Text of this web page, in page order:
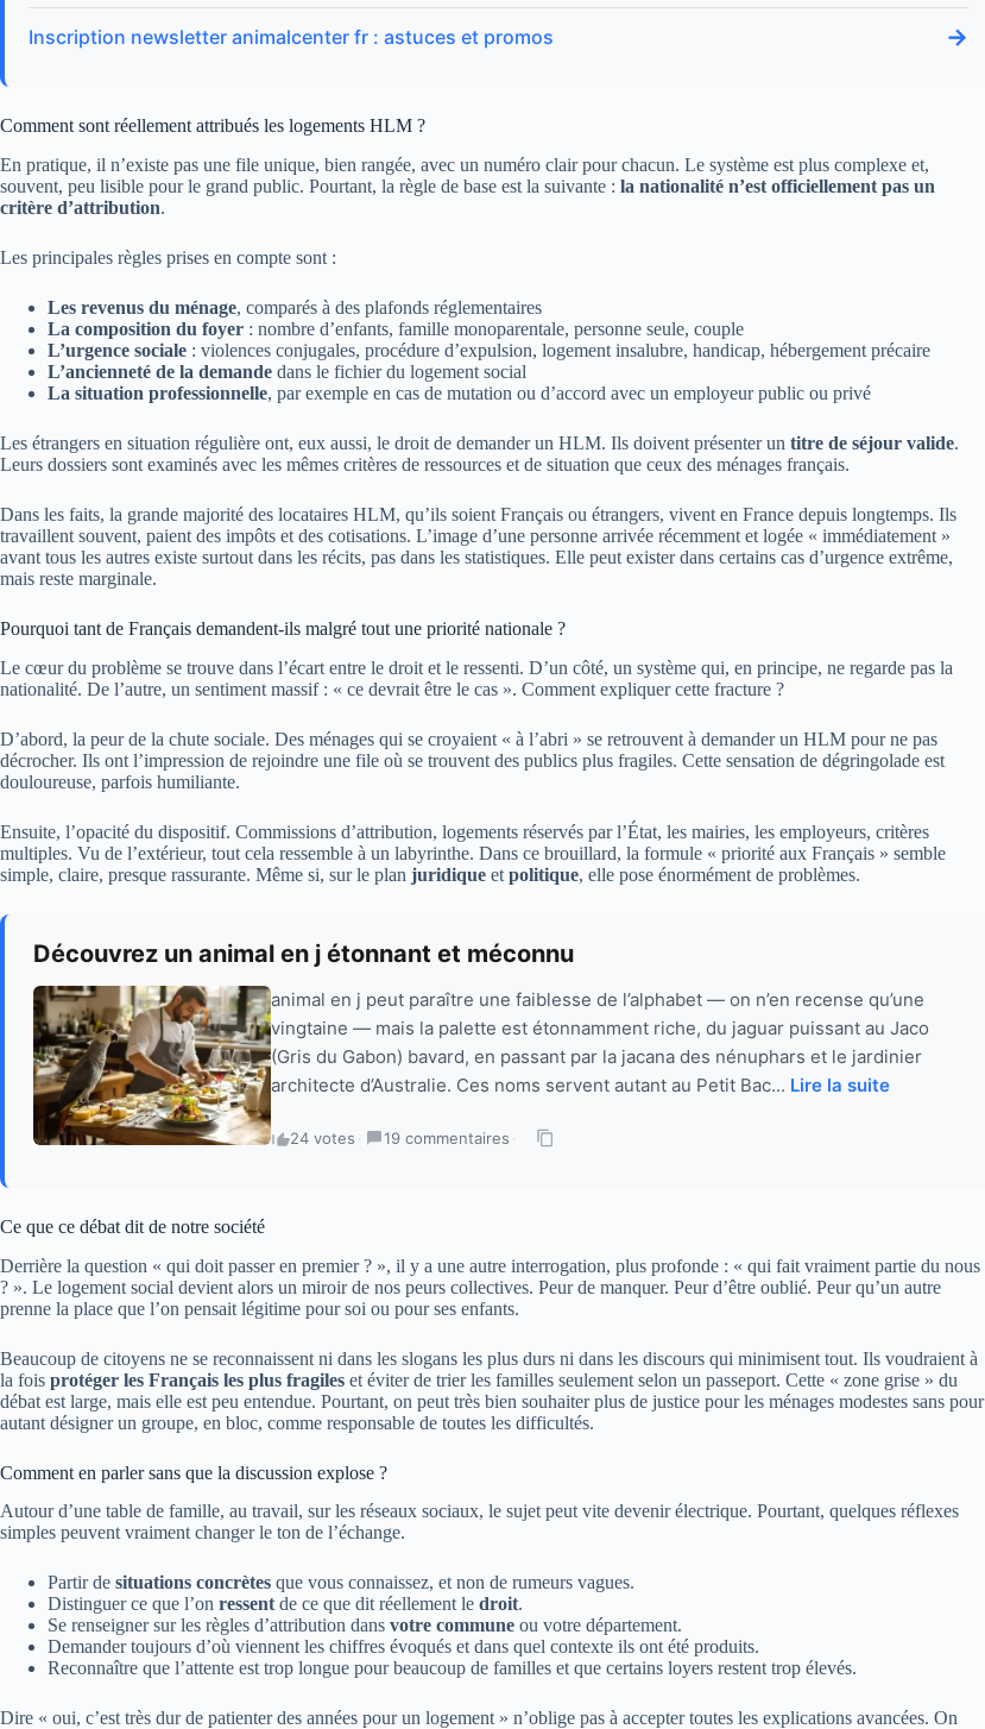
Inscription newsletter animalcenter fr : astuces et promos →
Comment sont réellement attribués les logements HLM ?
En pratique, il n’existe pas une file unique, bien rangée, avec un numéro clair pour chacun. Le système est plus complexe et,
souvent, peu lisible pour le grand public. Pourtant, la règle de base est la suivante : la nationalité n’est officiellement pas un
critère d’attribution.
Les principales règles prises en compte sont :
Les revenus du ménage, comparés à des plafonds réglementaires
La composition du foyer : nombre d’enfants, famille monoparentale, personne seule, couple
L’urgence sociale : violences conjugales, procédure d’expulsion, logement insalubre, handicap, hébergement précaire
L’ancienneté de la demande dans le fichier du logement social
La situation professionnelle, par exemple en cas de mutation ou d’accord avec un employeur public ou privé
Les étrangers en situation régulière ont, eux aussi, le droit de demander un HLM. Ils doivent présenter un titre de séjour valide.
Leurs dossiers sont examinés avec les mêmes critères de ressources et de situation que ceux des ménages français.
Dans les faits, la grande majorité des locataires HLM, qu’ils soient Français ou étrangers, vivent en France depuis longtemps. Ils
travaillent souvent, paient des impôts et des cotisations. L’image d’une personne arrivée récemment et logée « immédiatement »
avant tous les autres existe surtout dans les récits, pas dans les statistiques. Elle peut exister dans certains cas d’urgence extrême,
mais reste marginale.
Pourquoi tant de Français demandent-ils malgré tout une priorité nationale ?
Le cœur du problème se trouve dans l’écart entre le droit et le ressenti. D’un côté, un système qui, en principe, ne regarde pas la
nationalité. De l’autre, un sentiment massif : « ce devrait être le cas ». Comment expliquer cette fracture ?
D’abord, la peur de la chute sociale. Des ménages qui se croyaient « à l’abri » se retrouvent à demander un HLM pour ne pas
décrocher. Ils ont l’impression de rejoindre une file où se trouvent des publics plus fragiles. Cette sensation de dégringolade est
douloureuse, parfois humiliante.
Ensuite, l’opacité du dispositif. Commissions d’attribution, logements réservés par l’État, les mairies, les employeurs, critères
multiples. Vu de l’extérieur, tout cela ressemble à un labyrinthe. Dans ce brouillard, la formule « priorité aux Français » semble
simple, claire, presque rassurante. Même si, sur le plan juridique et politique, elle pose énormément de problèmes.
Découvrez un animal en j étonnant et méconnu
animal en j peut paraître une faiblesse de l’alphabet — on n’en recense qu’une
vingtaine — mais la palette est étonnamment riche, du jaguar puissant au Jaco
(Gris du Gabon) bavard, en passant par la jacana des nénuphars et le jardinier
architecte d’Australie. Ces noms servent autant au Petit Bac... Lire la suite
24 votes · 19 commentaires ·
Ce que ce débat dit de notre société
Derrière la question « qui doit passer en premier ? », il y a une autre interrogation, plus profonde : « qui fait vraiment partie du nous
? ». Le logement social devient alors un miroir de nos peurs collectives. Peur de manquer. Peur d’être oublié. Peur qu’un autre
prenne la place que l’on pensait légitime pour soi ou pour ses enfants.
Beaucoup de citoyens ne se reconnaissent ni dans les slogans les plus durs ni dans les discours qui minimisent tout. Ils voudraient à
la fois protéger les Français les plus fragiles et éviter de trier les familles seulement selon un passeport. Cette « zone grise » du
débat est large, mais elle est peu entendue. Pourtant, on peut très bien souhaiter plus de justice pour les ménages modestes sans pour
autant désigner un groupe, en bloc, comme responsable de toutes les difficultés.
Comment en parler sans que la discussion explose ?
Autour d’une table de famille, au travail, sur les réseaux sociaux, le sujet peut vite devenir électrique. Pourtant, quelques réflexes
simples peuvent vraiment changer le ton de l’échange.
Partir de situations concrètes que vous connaissez, et non de rumeurs vagues.
Distinguer ce que l’on ressentde ce que dit réellement le droit.
Se renseigner sur les règles d’attribution dans votre commune ou votre département.
Demander toujours d’où viennent les chiffres évoqués et dans quel contexte ils ont été produits.
Reconnaître que l’attente est trop longue pour beaucoup de familles et que certains loyers restent trop élevés.
Dire « oui, c’est très dur de patienter des années pour un logement » n’oblige pas à accepter toutes les explications avancées. On